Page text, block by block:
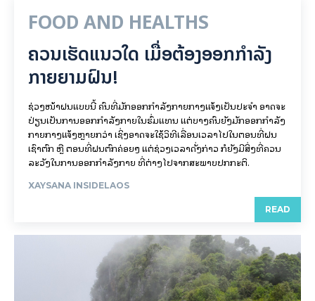
FOOD AND HEALTHS
ຄວນເຮັດແນວໃດ ເມື່ອຕ້ອງອອກກຳລັງ
ກາຍຍາມຝົນ!
ຊ່ວງໜ້າຝົນແບບນີ້ ຄົນທີ່ມັກອອກກຳລັງກາຍກາງແຈ້ງເປັນປະຈຳ ອາດຈະ
ປ່ຽນເປັນການອອກກຳລັງກາຍໃນຮົ່ມແທນ ແຕ່ບາງຄົນຍັງມັກອອກກຳລັງ
ກາຍກາງແຈ້ງຫຼາຍກວ່າ ເຊິ່ງອາດຈະໃຊ້ວິທີເລື່ອນເວລາໄປໃນຕອນທີ່ຝົນ
ເຊົາຕົກ ຫຼື ຕອນທີ່ຝົນຕົກຄ່ອຍໆ ແຕ່ຊ່ວງເວລາດັ່ງກ່າວ ກໍຍັງມີສິ່ງທີ່ຄວນ
ລະວັງໃນການອອກກຳລັງກາຍ ທີ່ຕ່າງໄປຈາກສະພາບປົກກະຕິ.
XAYSANA INSIDELAOS
READ